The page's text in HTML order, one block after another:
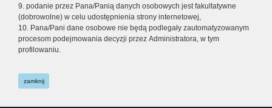
9. podanie przez Pana/Panią danych osobowych jest fakultatywne
(dobrowolne) w celu udostępnienia strony internetowej,
10. Pana/Pani dane osobowe nie będą podlegały zautomatyzowanym
procesom podejmowania decyzji przez Administratora, w tym
profilowaniu.
zamknij